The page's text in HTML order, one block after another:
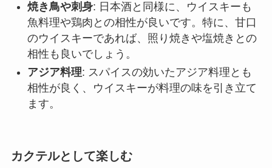
焼き鳥や刺身: 日本酒と同様に、ウイスキーも
魚料理や鶏肉との相性が良いです。特に、甘口
のウイスキーであれば、照り焼きや塩焼きとの
相性も良いでしょう。
アジア料理: スパイスの効いたアジア料理とも
相性が良く、ウイスキーが料理の味を引き立て
ます。
カクテルとして楽しむ